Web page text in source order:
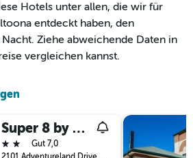
Hotels unter allen, die wir für
entdeckt haben, den
Ziehe abweichende Daten in
vergleichen kannst.
Super 8 by Wyndham Altoona
2 SterneGut 7,0